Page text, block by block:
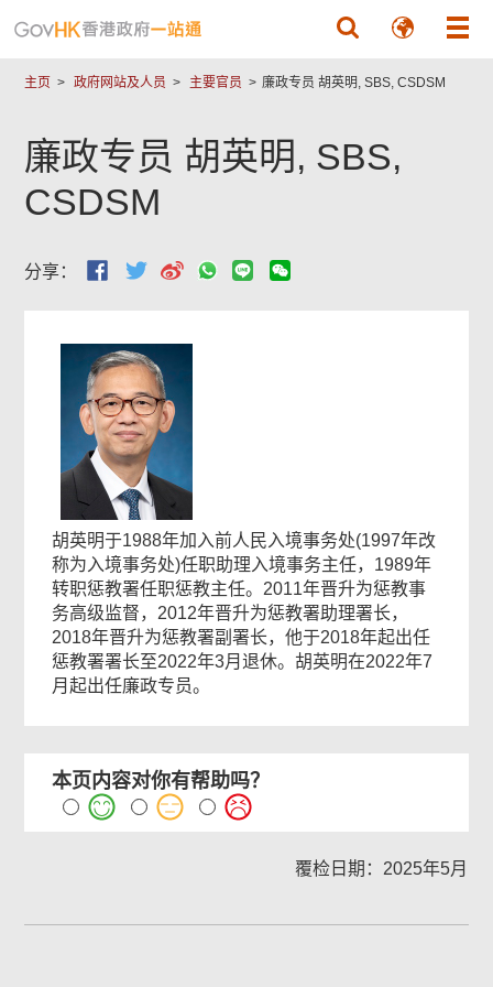
主页 政府网站及人员 主要官员 廉政专员 胡英明, SBS, CSDSM
廉政专员 胡英明, SBS,
CSDSM
分享：
胡英明于1988年加入前人民入境事务处(1997年改
称为入境事务处)任职助理入境事务主任，1989年
转职惩教署任职惩教主任。2011年晋升为惩教事
务高级监督，2012年晋升为惩教署助理署长，
2018年晋升为惩教署副署长，他于2018年起出任
惩教署署长至2022年3月退休。胡英明在2022年7
月起出任廉政专员。
本页内容对你有帮助吗？
覆检日期：2025年5月